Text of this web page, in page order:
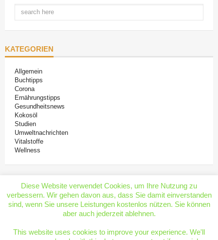
KATEGORIEN
Allgemein
Buchtipps
Corona
Ernährungstipps
Gesundheitsnews
Kokosöl
Studien
Umweltnachrichten
Vitalstoffe
Wellness
Gesundheitsmagazin Contact Datenschutzerklärung
Diese Website verwendet Cookies, um Ihre Nutzung zu
verbessern. Wir gehen davon aus, dass Sie damit einverstanden
sind, wenn Sie unsere Leistungen kostenlos nützen. Sie können
aber auch jederzeit ablehnen.
This website uses cookies to improve your experience. We'll